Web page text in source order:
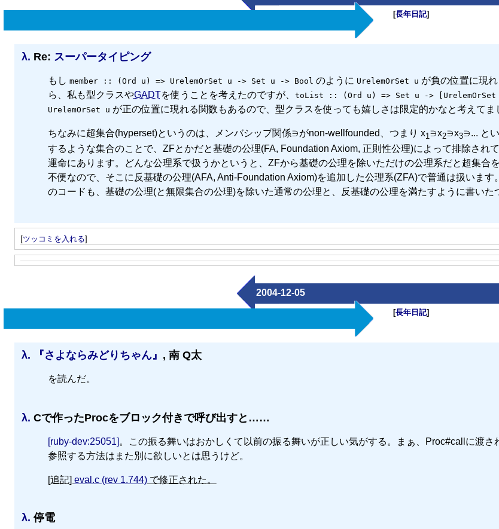
[長年日記]
λ. Re: スーパータイピング
もし member :: (Ord u) => UrelemOrSet u -> Set u -> Bool のように UrelemOrSet u が負の位置に現
ら、私も型クラスやGADTを使うことを考えたのですが、 toList :: (Ord u) => Set u -> [UrelemOrSet
UrelemOrSet u が正の位置に現れる関数もあるので、型クラスを使っても嬉しさは限定的かなと考えてま
ちなみに超集合(hyperset)というのは、メンバシップ関係∋がnon-wellfounded、つまり x1∋x2∋x3∋... と
するような集合のことで、ZFとかだと基礎の公理(FA, Foundation Axiom, 正則性公理)によって排除され
運命にあります。どんな公理系で扱うかというと、ZFから基礎の公理を除いただけの公理系だと超集合
不便なので、そこに反基礎の公理(AFA, Anti-Foundation Axiom)を追加した公理系(ZFA)で普通は扱います
のコードも、基礎の公理(と無限集合の公理)を除いた通常の公理と、反基礎の公理を満たすように書いた
[ツッコミを入れる]
2004-12-05
[長年日記]
λ. 『さよならみどりちゃん』 , 南 Q太
を読んだ。
λ. Cで作ったProcをブロック付きで呼び出すと……
[ruby-dev:25051] 。この振る舞いはおかしくて以前の振る舞いが正しい気がする。まぁ、Proc#callに渡さ
参照する方法はまた別に欲しいとは思うけど。
[追記] eval.c (rev 1.744)で修正された。
λ. 停電